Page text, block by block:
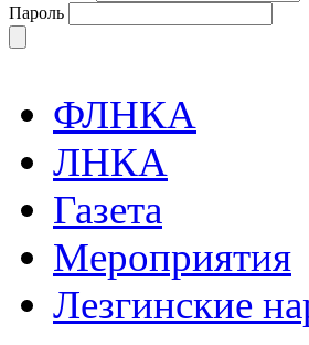
Пароль
ФЛНКА
ЛНКА
Газета
Мероприятия
Лезгинские